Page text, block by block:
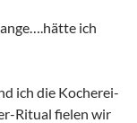
ich
ich die Kocherei-
Ritual fielen wir